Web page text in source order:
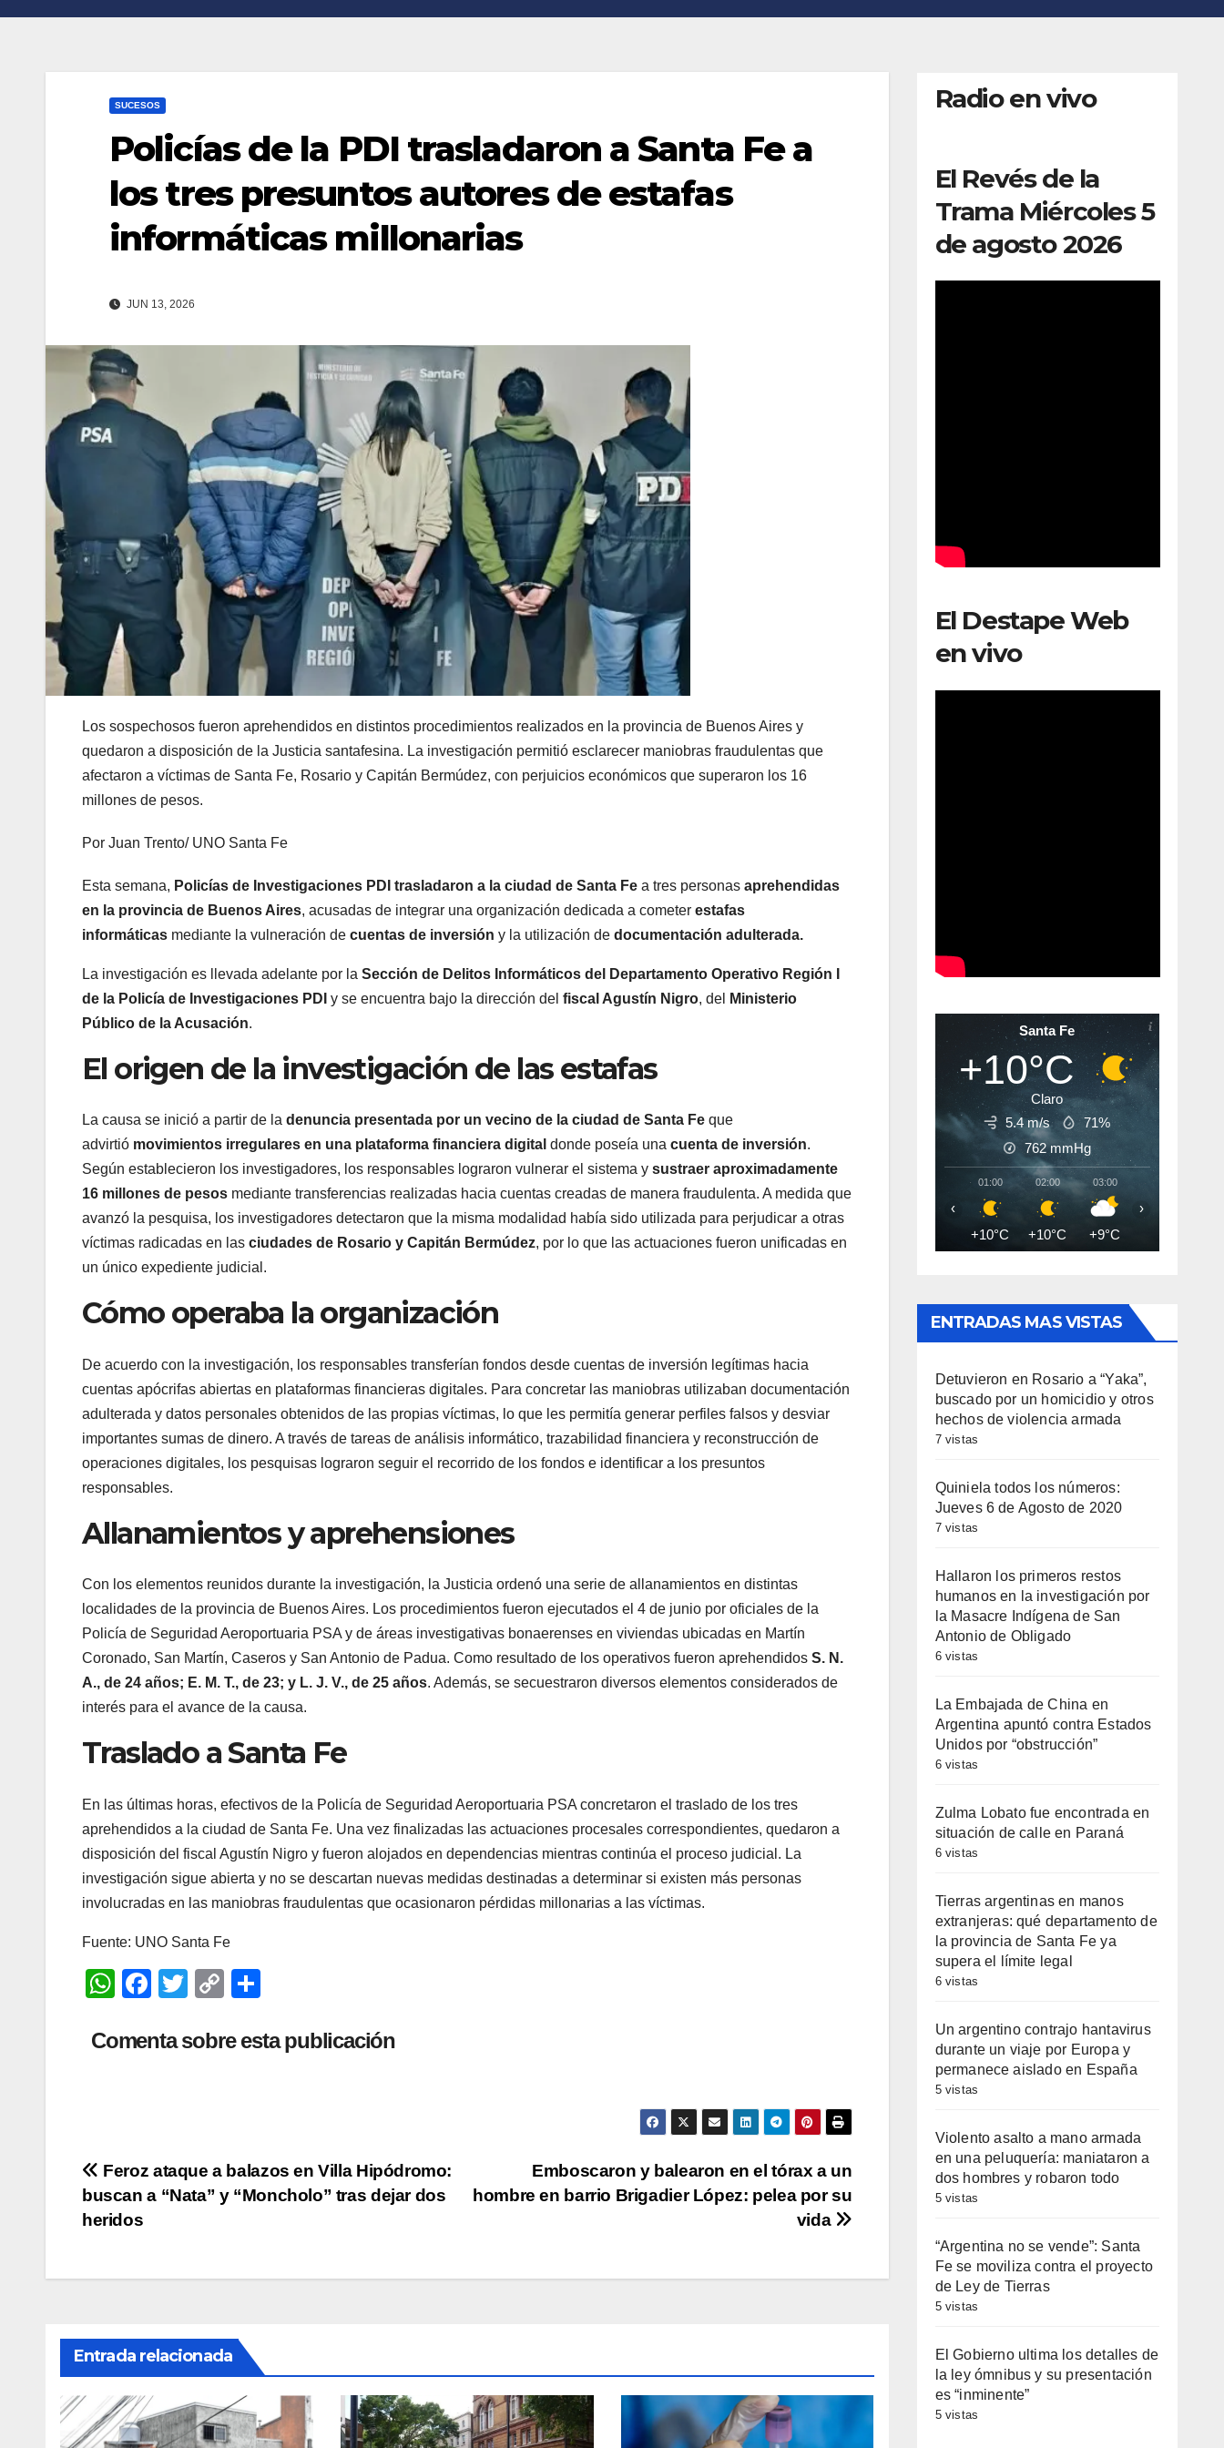
SUCESOS
Policías de la PDI trasladaron a Santa Fe a
los tres presuntos autores de estafas
informáticas millonarias
JUN 13, 2026
Los sospechosos fueron aprehendidos en distintos procedimientos realizados en la provincia de Buenos Aires y
quedaron a disposición de la Justicia santafesina. La investigación permitió esclarecer maniobras fraudulentas que
afectaron a víctimas de Santa Fe, Rosario y Capitán Bermúdez, con perjuicios económicos que superaron los 16
millones de pesos.
Por Juan Trento/ UNO Santa Fe
Esta semana, Policías de Investigaciones PDI trasladaron a la ciudad de Santa Fe a tres personas aprehendidas
en la provincia de Buenos Aires, acusadas de integrar una organización dedicada a cometer estafas
informáticas mediante la vulneración de cuentas de inversión y la utilización de documentación adulterada.
La investigación es llevada adelante por la Sección de Delitos Informáticos del Departamento Operativo Región I
de la Policía de Investigaciones PDI y se encuentra bajo la dirección del fiscal Agustín Nigro, del
Ministerio
Público de la Acusación.
El origen de la investigación de las estafas
La causa se inició a partir de la denuncia presentada por un vecino de la ciudad de Santa Fe que
advirtió movimientos irregulares en una plataforma financiera digital donde poseía una cuenta de inversión.
Según establecieron los investigadores, los responsables lograron vulnerar el sistema y sustraer aproximadamente
16 millones de pesos mediante transferencias realizadas hacia cuentas creadas de manera fraudulenta. A medida que
avanzó la pesquisa, los investigadores detectaron que la misma modalidad había sido utilizada para perjudicar a otras
víctimas radicadas en las ciudades de Rosario y Capitán Bermúdez, por lo que las actuaciones fueron unificadas en
un único expediente judicial.
Cómo operaba la organización
De acuerdo con la investigación, los responsables transferían fondos desde cuentas de inversión legítimas hacia
cuentas apócrifas abiertas en plataformas financieras digitales. Para concretar las maniobras utilizaban documentación
adulterada y datos personales obtenidos de las propias víctimas, lo que les permitía generar perfiles falsos y desviar
importantes sumas de dinero. A través de tareas de análisis informático, trazabilidad financiera y reconstrucción de
operaciones digitales, los pesquisas lograron seguir el recorrido de los fondos e identificar a los presuntos
responsables.
Allanamientos y aprehensiones
Con los elementos reunidos durante la investigación, la Justicia ordenó una serie de allanamientos en distintas
localidades de la provincia de Buenos Aires. Los procedimientos fueron ejecutados el 4 de junio por oficiales de la
Policía de Seguridad Aeroportuaria PSA y de áreas investigativas bonaerenses en viviendas ubicadas en Martín
Coronado, San Martín, Caseros y San Antonio de Padua. Como resultado de los operativos fueron aprehendidos S. N.
A., de 24 años; E. M. T., de 23; y L. J. V., de 25 años. Además, se secuestraron diversos elementos considerados de
interés para el avance de la causa.
Traslado a Santa Fe
En las últimas horas, efectivos de la Policía de Seguridad Aeroportuaria PSA concretaron el traslado de los tres
aprehendidos a la ciudad de Santa Fe. Una vez finalizadas las actuaciones procesales correspondientes, quedaron a
disposición del fiscal Agustín Nigro y fueron alojados en dependencias mientras continúa el proceso judicial. La
investigación sigue abierta y no se descartan nuevas medidas destinadas a determinar si existen más personas
involucradas en las maniobras fraudulentas que ocasionaron pérdidas millonarias a las víctimas.
Fuente: UNO Santa Fe
W
at
F
c
o
k
T
tt
C
p
k
m
Comenta sobre esta publicación
Navegación
de
Emboscaron y balearon en el tórax a un
hombre en barrio Brigadier López: pelea por su
vida
Feroz ataque a balazos en Villa Hipódromo:
buscan a “Nata” y “Moncholo” tras dejar dos
heridos
Entrada relacionada
Radio en vivo
El Revés de la
Trama Miércoles 5
de agosto 2026
El Destape Web
en vivo
Santa Fe
+10°C
Claro
5.4 m/s
71%
762mmHg
01:00
+10°C
02:00
+10°C
03:00
+9°C
‹ ›
ENTRADAS MAS VISTAS
Detuvieron en Rosario a “Yaka”,
buscado por un homicidio y otros
hechos de violencia armada
7 vistas
Quiniela todos los números:
Jueves 6 de Agosto de 2020
7 vistas
Hallaron los primeros restos
humanos en la investigación por
la Masacre Indígena de San
Antonio de Obligado
6 vistas
La Embajada de China en
Argentina apuntó contra Estados
Unidos por “obstrucción”
6 vistas
Zulma Lobato fue encontrada en
situación de calle en Paraná
6 vistas
Tierras argentinas en manos
extranjeras: qué departamento de
la provincia de Santa Fe ya
supera el límite legal
6 vistas
Un argentino contrajo hantavirus
durante un viaje por Europa y
permanece aislado en España
5 vistas
Violento asalto a mano armada
en una peluquería: maniataron a
dos hombres y robaron todo
5 vistas
“Argentina no se vende”: Santa
Fe se moviliza contra el proyecto
de Ley de Tierras
5 vistas
El Gobierno ultima los detalles de
la ley ómnibus y su presentación
es “inminente”
5 vistas
n